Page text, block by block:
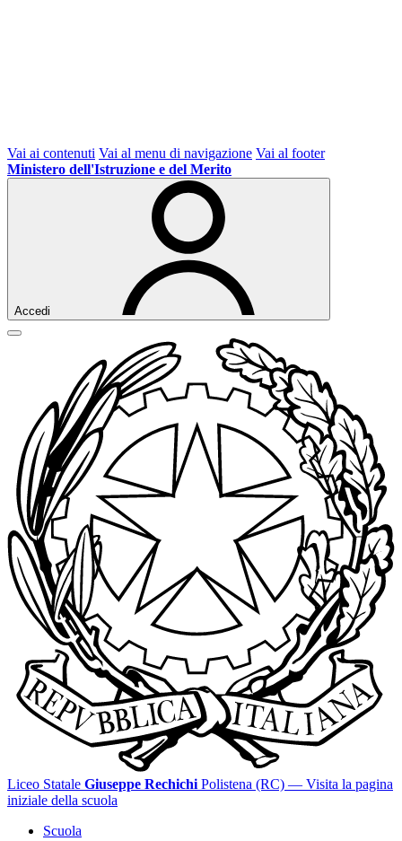
Vai ai contenuti Vai al menu di navigazione Vai al footer
Ministero dell'Istruzione e del Merito
Accedi
Liceo Statale Giuseppe Rechichi Polistena (RC) — Visita la pagina
iniziale della scuola
Scuola